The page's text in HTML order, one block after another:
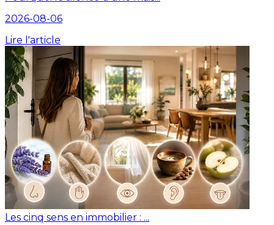
2026-08-06
Lire l'article
Les cinq sens en immobilier : ...